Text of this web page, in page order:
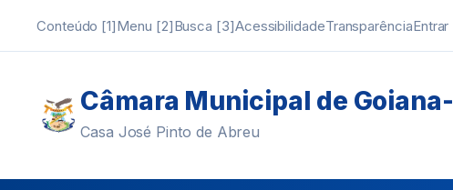
Conteúdo [1]Menu [2]Busca [3]AcessibilidadeTransparênciaEntrar
Câmara Municipal de
Casa José Pinto de Abreu